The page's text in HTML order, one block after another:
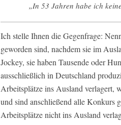
„In 53 Jahren habe ich
Ich stelle Ihnen die Gegenfrage:
geworden sind, nachdem sie im
Jockey, sie haben Tausende oder
ausschließlich in Deutschland
Arbeitsplätze ins Ausland verlagert,
und sind anschließend alle Konkurs
Arbeitsplätze nicht ins Ausland